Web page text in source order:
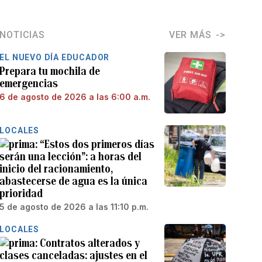
NOTICIAS VER MÁS
EL NUEVO DÍA EDUCADOR
Prepara tu mochila de
emergencias
6 de agosto de 2026 a las 6:00 a.m.
LOCALES
“Estos dos primeros días
serán una lección”: a horas del
inicio del racionamiento,
abastecerse de agua es la única
prioridad
5 de agosto de 2026 a las 11:10 p.m.
LOCALES
Contratos alterados y
clases canceladas: ajustes en el